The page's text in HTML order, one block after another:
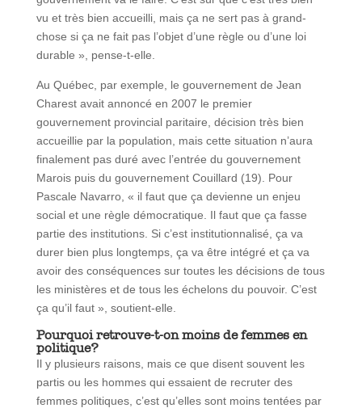
vu et très bien accueilli, mais ça ne sert pas à grand-
chose si ça ne fait pas l’objet d’une règle ou d’une loi
durable », pense-t-elle.
Au Québec, par exemple, le gouvernement de Jean
Charest avait annoncé en 2007 le premier
gouvernement provincial paritaire, décision très bien
accueillie par la population, mais cette situation n’aura
finalement pas duré avec l’entrée du gouvernement
Marois puis du gouvernement Couillard (19). Pour
Pascale Navarro, « il faut que ça devienne un enjeu
social et une règle démocratique. Il faut que ça fasse
partie des institutions. Si c’est institutionnalisé, ça va
durer bien plus longtemps, ça va être intégré et ça va
avoir des conséquences sur toutes les décisions de tous
les ministères et de tous les échelons du pouvoir. C’est
ça qu’il faut », soutient-elle.
Pourquoi retrouve-t-on moins de femmes en
politique?
Il y plusieurs raisons, mais ce que disent souvent les
partis ou les hommes qui essaient de recruter des
femmes politiques, c’est qu’elles sont moins tentées par